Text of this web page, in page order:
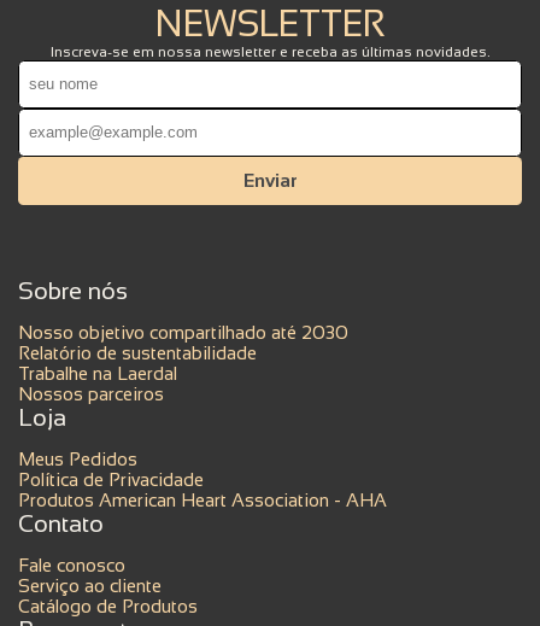
NEWSLETTER
Inscreva-se em nossa newsletter e receba as últimas novidades.
Enviar
Sobre nós
Nosso objetivo compartilhado até 2030
Relatório de sustentabilidade
Trabalhe na Laerdal
Nossos parceiros
Loja
Meus Pedidos
Política de Privacidade
Produtos American Heart Association - AHA
Contato
Fale conosco
Serviço ao cliente
Catálogo de Produtos